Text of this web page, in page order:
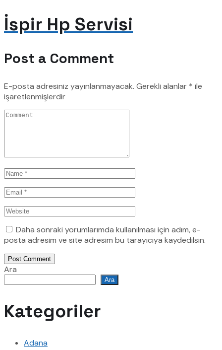
İspir Hp Servisi
Post a Comment
E-posta adresiniz yayınlanmayacak. Gerekli alanlar * ile
işaretlenmişlerdir
Daha sonraki yorumlarımda kullanılması için adım, e-
posta adresim ve site adresim bu tarayıcıya kaydedilsin.
Post Comment
Ara
Ara
Kategoriler
Adana